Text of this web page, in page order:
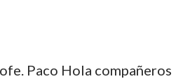
Paco Hola compañeros